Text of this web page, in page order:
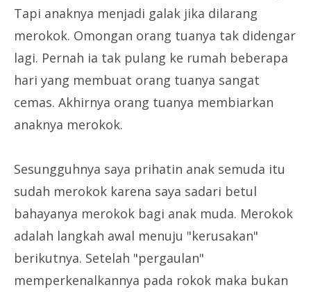
Tapi anaknya menjadi galak jika dilarang
merokok. Omongan orang tuanya tak didengar
lagi. Pernah ia tak pulang ke rumah beberapa
hari yang membuat orang tuanya sangat
cemas. Akhirnya orang tuanya membiarkan
anaknya merokok.
Sesungguhnya saya prihatin anak semuda itu
sudah merokok karena saya sadari betul
bahayanya merokok bagi anak muda. Merokok
adalah langkah awal menuju "kerusakan"
berikutnya. Setelah "pergaulan"
memperkenalkannya pada rokok maka bukan